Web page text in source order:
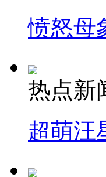
愤怒母
热点新
超萌汪